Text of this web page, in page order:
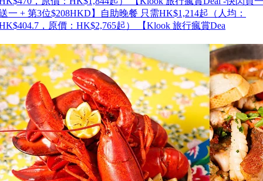
一 + 第3位$208HKD】自助晚餐 只需HK$1,214起（人均：
，原價：HK$2,765起） 【Klook 旅行瘋賞Dea